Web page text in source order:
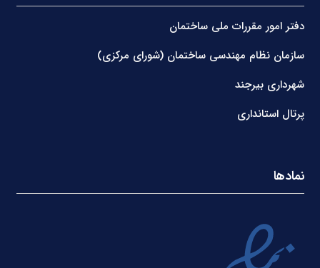
دفتر امور مقررات ملی ساختمان
سازمان نظام مهندسی ساختمان (شورای مرکزی)
شهرداری بیرجند
پرتال استانداری
نمادها